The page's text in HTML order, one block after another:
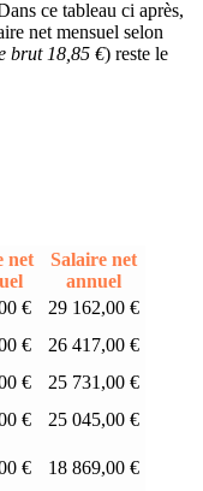
ce tableau ci après,
net mensuel selon
brut 18,85 €) reste le
net
Salaire net
annuel
€
29 162,00 €
€
26 417,00 €
€
25 731,00 €
€
25 045,00 €
€ 18 869,00 €